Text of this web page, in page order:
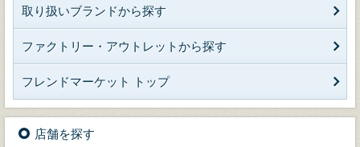
取り扱いブランドから探す
ファクトリー・アウトレットから探す
フレンドマーケット トップ
店舗を探す